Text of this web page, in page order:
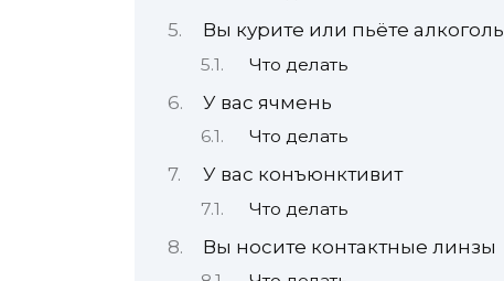
Вы курите или пьёте алкоголь
Что делать
У вас ячмень
Что делать
У вас конъюнктивит
Что делать
Вы носите контактные линзы